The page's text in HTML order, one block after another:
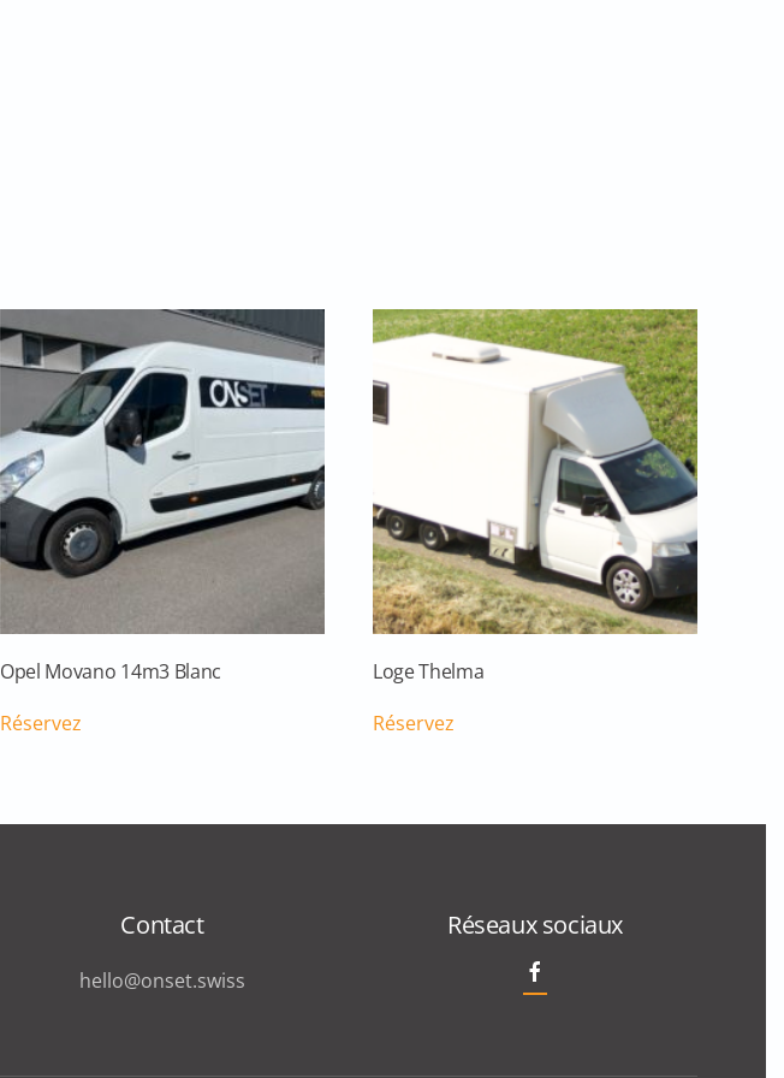
Opel Movano 14m3 Blanc
Réservez
Loge Thelma
Réservez
Contact
hello@onset.swiss
Réseaux sociaux